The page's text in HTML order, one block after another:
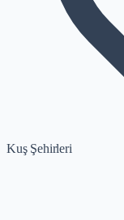
Kuş Şehirleri